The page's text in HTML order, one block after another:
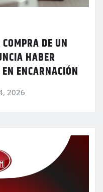
DE UN
HABER
ENCARNACIÓN
2026